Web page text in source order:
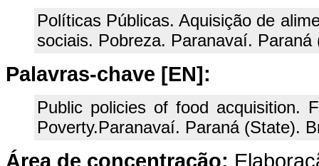
Políticas Públicas. Aquisição de
sociais. Pobreza. Paranavaí. Paraná
Palavras-chave [EN]:
Public policies of food acquisition.
Poverty.Paranavaí. Paraná (State).
Área de concentração: